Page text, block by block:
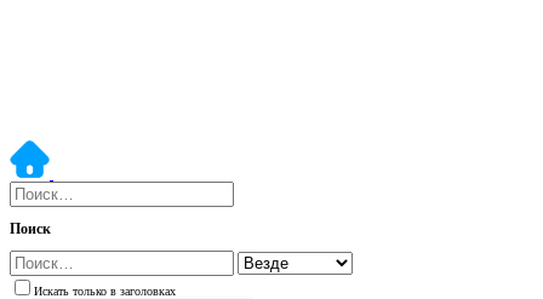
Поиск
Искать только в заголовках